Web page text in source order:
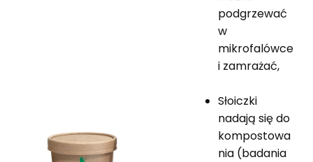
podgrzewać
w
mikrofalówce
i zamrażać,
Słoiczki
nadają się do
kompostowa
nia (badania